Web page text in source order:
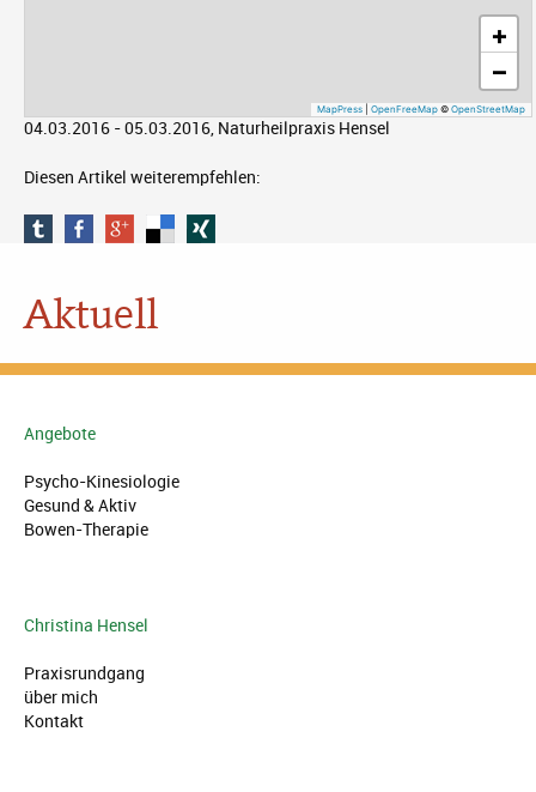
+
−
MapPress OpenFreeMap © OpenStreetMap
04.03.2016 - 05.03.2016, Naturheilpraxis Hensel
Diesen Artikel weiterempfehlen:
Aktuell
Angebote
Psycho-Kinesiologie
Gesund & Aktiv
Bowen-Therapie
Christina Hensel
Praxisrundgang
über mich
Kontakt